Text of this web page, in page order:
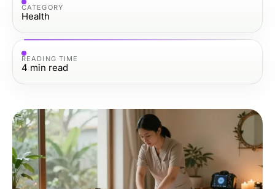
CATEGORY
Health
READING TIME
4 min read